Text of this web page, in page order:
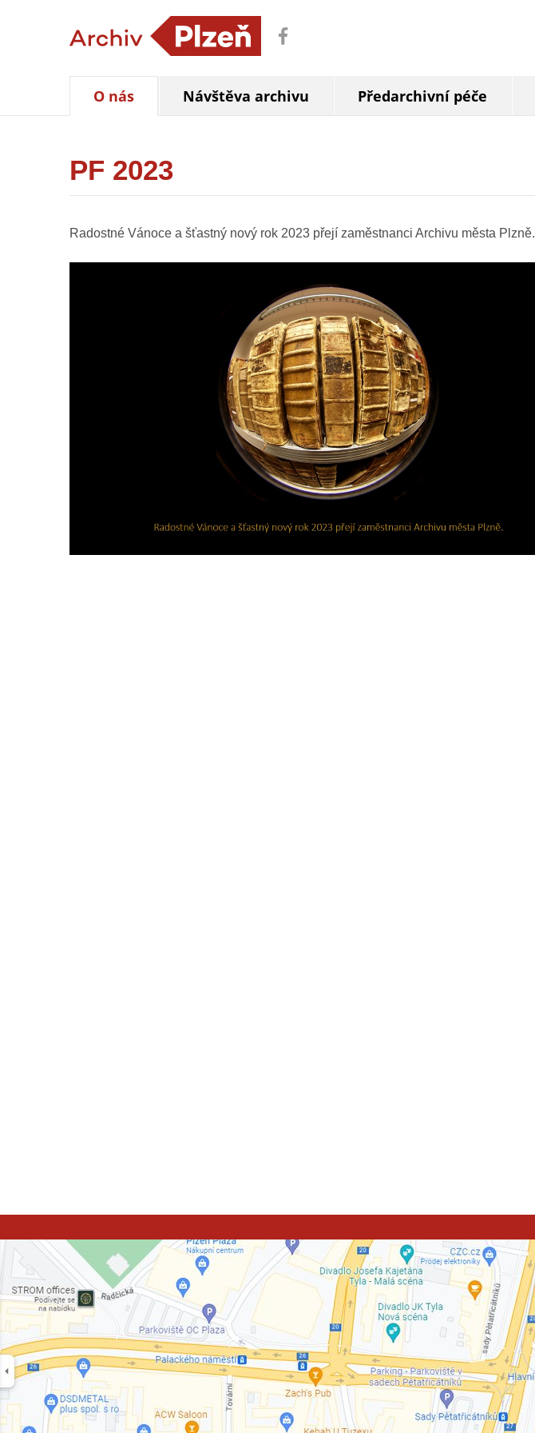
O nás Návštěva archivu Předarchivní péče
PF 2023
Radostné Vánoce a šťastný nový rok 2023 přejí zaměstnanci Archivu města Plzně.